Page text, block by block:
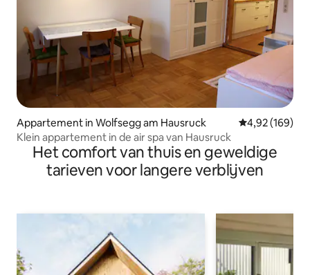
Appartement in Wolfsegg am Hausruck Gemiddelde
4,92 (169)
Klein appartement in de air spa van Hausruck
Het comfort van thuis en geweldige
tarieven voor langere verblijven